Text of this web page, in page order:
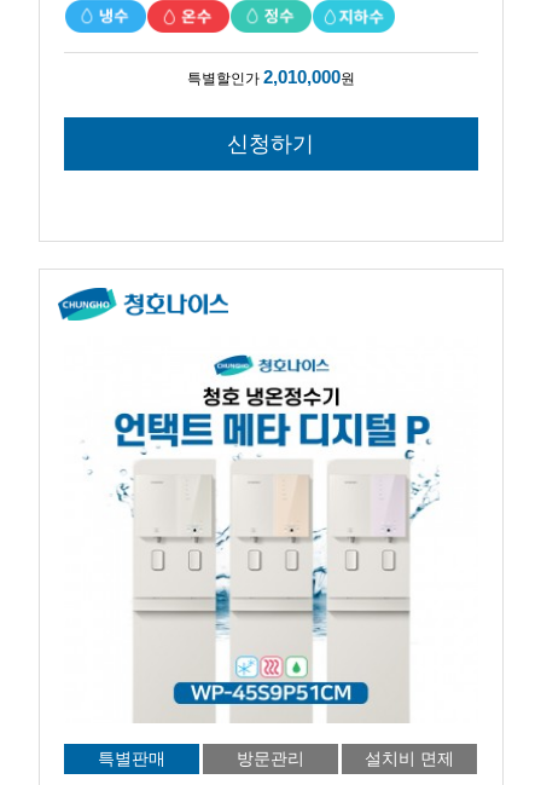
특별할인가 2,010,000원
특별판매 방문관리 설치비 면제